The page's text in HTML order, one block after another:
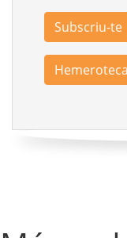
Subscriu-te
Hemeroteca